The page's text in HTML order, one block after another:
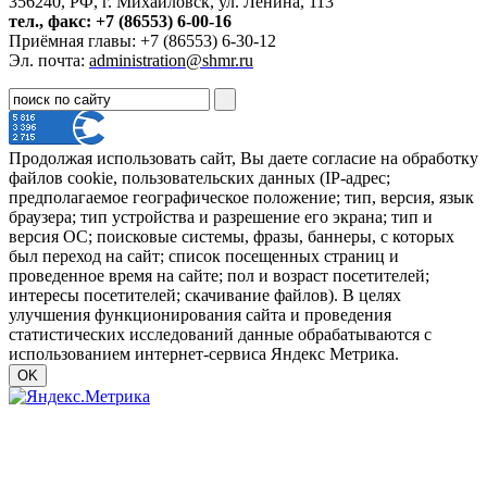
тел., факс: +7 (86553) 6-00-16
Приёмная главы: +7 (86553) 6-30-12
Эл. почта: administration@shmr.ru
Продолжая использовать сайт, Вы даете согласие на обработку
файлов cookie, пользовательских данных (IP-адрес;
предполагаемое географическое положение; тип, версия, язык
браузера; тип устройства и разрешение его экрана; тип и
версия ОС; поисковые системы, фразы, баннеры, с которых
был переход на сайт; список посещенных страниц и
проведенное время на сайте; пол и возраст посетителей;
интересы посетителей; скачивание файлов). В целях
улучшения функционирования сайта и проведения
статистических исследований данные обрабатываются с
использованием интернет-сервиса Яндекс Метрика.
OK